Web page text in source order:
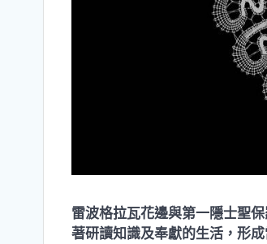
雷波格拉瓦花邊與第一隱士聖
著研讀知識及奉獻的生活，形